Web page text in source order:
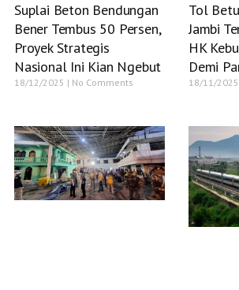
Suplai Beton Bendungan
Bener Tembus 50 Persen,
Proyek Strategis
Nasional Ini Kian Ngebut
18/12/2025 No Comments
Tol
Jambi
HK
Demi
18/11/2025